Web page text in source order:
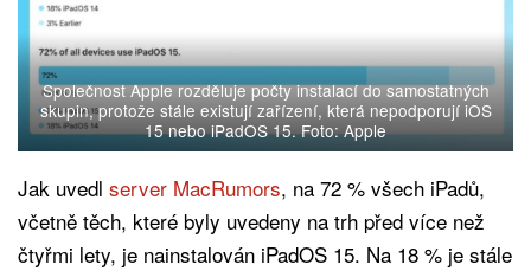
Společnost Apple rozděluje počty instalací do samostatných
skupin, protože stále existují zařízení, která nepodporují iOS
15 nebo iPadOS 15. Foto: Apple
Jak uvedl server MacRumors, na 72 % všech iPadů,
včetně těch, které byly uvedeny na trh před více než
čtyřmi lety, je nainstalován iPadOS 15. Na 18 % je stále